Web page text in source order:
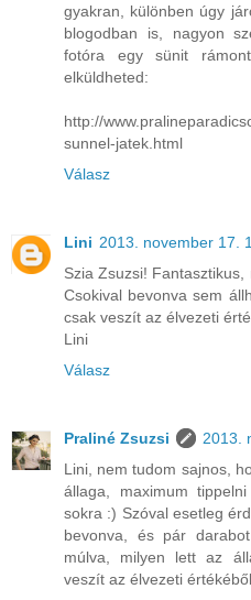
gyakran, különben úgy
blogodban is, nagyon
fotóra egy sünit
elküldheted:
http://
sunnel-jatek.html
Válasz
Lini 2013. november 17.
Szia Zsuzsi!
Csokival bevonva sem
csak veszít az élvezeti
Lini
Válasz
Praliné Zsuzsi
2013.
Lini, nem tudom sajnos,
állaga, maximum
sokra :) Szóval esetleg
bevonva, és pár
múlva, milyen lett az
veszít az élvezeti